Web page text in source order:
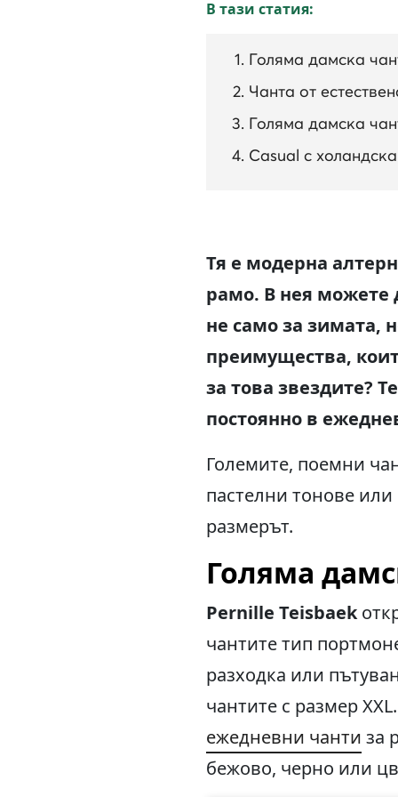
В тази статия:
Голяма дамска
Чанта от
Голяма дамска
Casual с
Тя е модерна
рамо. В нея можете
не само за зимата,
преимущества,
за това звездите?
постоянно в
Големите, поемни
пастелни тонове
размерът.
Голяма
Pernille Teisbaek
чантите тип
разходка или
чантите с размер
ежедневни чанти за
бежово, черно или